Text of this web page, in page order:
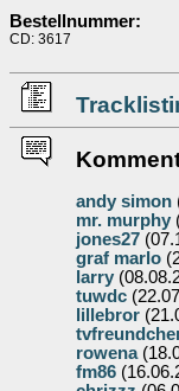
Bestellnummer:
CD: 3617
andy simon
mr. murphy
jones27
graf marlo
larry
tuwdc
lillebror
rowena
fm86